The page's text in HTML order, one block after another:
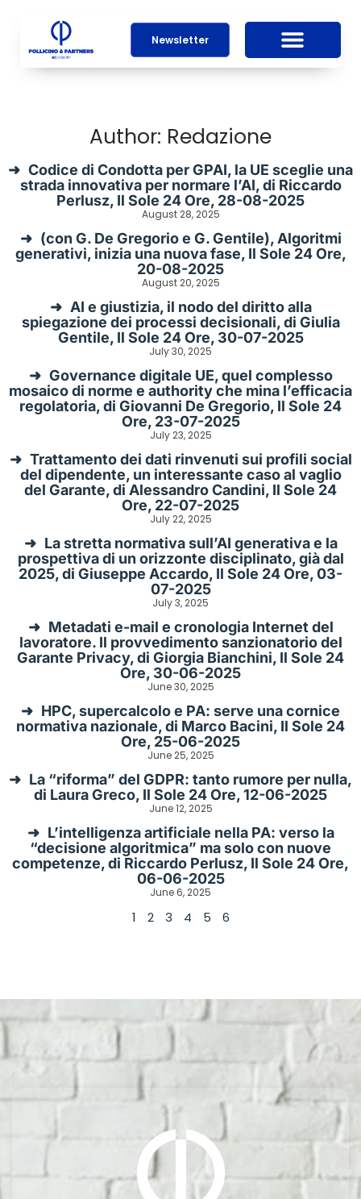
Newsletter
Author: Redazione
Codice di Condotta per GPAI, la UE sceglie una
strada innovativa per normare l’AI, di Riccardo
Perlusz, Il Sole 24 Ore, 28-08-2025
August 28, 2025
(con G. De Gregorio e G. Gentile), Algoritmi
generativi, inizia una nuova fase, Il Sole 24 Ore,
20-08-2025
August 20, 2025
AI e giustizia, il nodo del diritto alla
spiegazione dei processi decisionali, di Giulia
Gentile, Il Sole 24 Ore, 30-07-2025
July 30, 2025
Governance digitale UE, quel complesso
mosaico di norme e authority che mina l’efficacia
regolatoria, di Giovanni De Gregorio, Il Sole 24
Ore, 23-07-2025
July 23, 2025
Trattamento dei dati rinvenuti sui profili social
del dipendente, un interessante caso al vaglio
del Garante, di Alessandro Candini, Il Sole 24
Ore, 22-07-2025
July 22, 2025
La stretta normativa sull’AI generativa e la
prospettiva di un orizzonte disciplinato, già dal
2025, di Giuseppe Accardo, Il Sole 24 Ore, 03-
07-2025
July 3, 2025
Metadati e-mail e cronologia Internet del
lavoratore. Il provvedimento sanzionatorio del
Garante Privacy, di Giorgia Bianchini, Il Sole 24
Ore, 30-06-2025
June 30, 2025
HPC, supercalcolo e PA: serve una cornice
normativa nazionale, di Marco Bacini, Il Sole 24
Ore, 25-06-2025
June 25, 2025
La “riforma” del GDPR: tanto rumore per nulla,
di Laura Greco, Il Sole 24 Ore, 12-06-2025
June 12, 2025
L’intelligenza artificiale nella PA: verso la
“decisione algoritmica” ma solo con nuove
competenze, di Riccardo Perlusz, Il Sole 24 Ore,
06-06-2025
June 6, 2025
1 2 3 4 5 6